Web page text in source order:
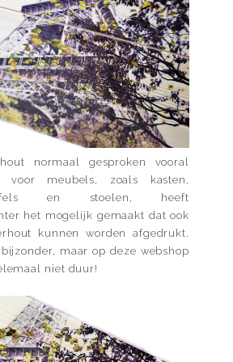
normaal gesproken vooral
voor meubels, zoals kasten,
en stoelen, heeft
het mogelijk gemaakt dat ook
kunnen worden afgedrukt.
maar op deze webshop
niet duur!